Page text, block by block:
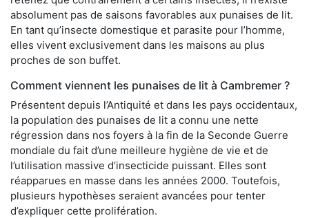
absolument pas de saisons favorables aux punaises de lit.
En tant qu’insecte domestique et parasite pour l’homme,
elles vivent exclusivement dans les maisons au plus
proches de son buffet.
Comment viennent les punaises de lit à Cambremer ?
Présentent depuis l’Antiquité et dans les pays occidentaux,
la population des punaises de lit a connu une nette
régression dans nos foyers à la fin de la Seconde Guerre
mondiale du fait d’une meilleure hygiène de vie et de
l’utilisation massive d’insecticide puissant. Elles sont
réapparues en masse dans les années 2000. Toutefois,
plusieurs hypothèses seraient avancées pour tenter
d’expliquer cette prolifération.